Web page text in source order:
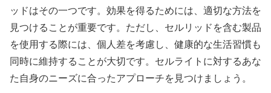
ッドはその一つです。効果を得るためには、適切な方法を
見つけることが重要です。ただし、セルリッドを含む製品
を使用する際には、個人差を考慮し、健康的な生活習慣も
同時に維持することが大切です。セルライトに対するあな
た自身のニーズに合ったアプローチを見つけましょう。